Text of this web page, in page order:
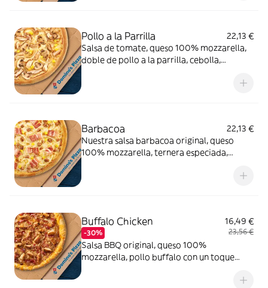
Pollo a la Parrilla
22,13 €
Salsa de tomate, queso 100% mozzarella,
doble de pollo a la parrilla, cebolla,
Barbacoa
22,13 €
Nuestra salsa barbacoa original, queso
100% mozzarella, ternera especiada,
Buffalo Chicken
-30%
16,49 €
23,56 €
Salsa BBQ original, queso 100%
mozzarella, pollo buffalo con un toque